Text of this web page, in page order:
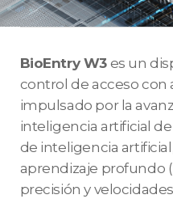
BioEntry W3es un
control de acceso con
impulsado por la
inteligencia artificial
de inteligencia
aprendizaje profundo
precisión y